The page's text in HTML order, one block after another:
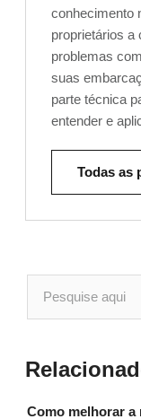
conhecimento
proprietários a
problemas
suas
parte técnica
entender e
Todas as
Como melhorar